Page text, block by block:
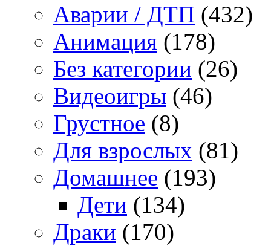
Аварии / ДТП (432)
Анимация (178)
Без категории (26)
Видеоигры (46)
Грустное (8)
Для взрослых (81)
Домашнее (193)
Дети (134)
Драки (170)